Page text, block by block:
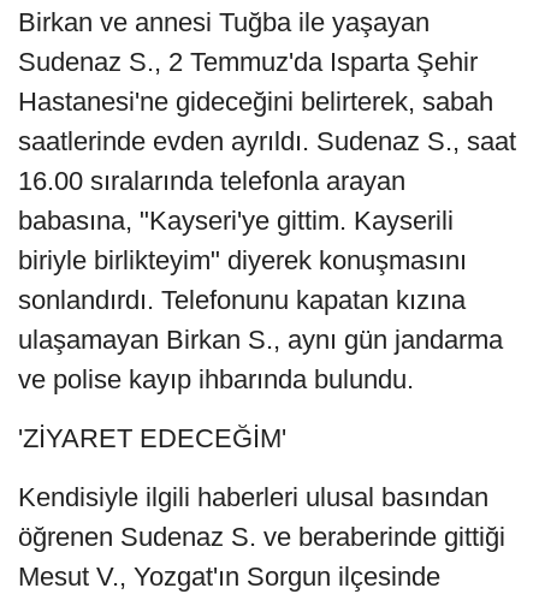
Birkan ve annesi Tuğba ile yaşayan
Sudenaz S., 2 Temmuz'da Isparta Şehir
Hastanesi'ne gideceğini belirterek, sabah
saatlerinde evden ayrıldı. Sudenaz S., saat
16.00 sıralarında telefonla arayan
babasına, "Kayseri'ye gittim. Kayserili
biriyle birlikteyim" diyerek konuşmasını
sonlandırdı. Telefonunu kapatan kızına
ulaşamayan Birkan S., aynı gün jandarma
ve polise kayıp ihbarında bulundu.
'ZİYARET EDECEĞİM'
Kendisiyle ilgili haberleri ulusal basından
öğrenen Sudenaz S. ve beraberinde gittiği
Mesut V., Yozgat'ın Sorgun ilçesinde